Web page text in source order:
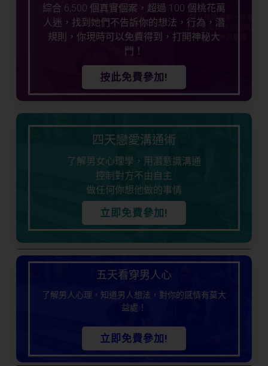
綜合 6,500 個真實個案，超過 100 個桃花萬
人迷，找到她們不告訴你的想法，行為，潛
規則，你現時可以免費得到，打開神秘大
門！
按此免費參加!
四天戀愛溝通術
了解男女心理學，用潛意識溝通
控制對方不由自主
做任何你想他做的事情
立即免費參加!
五天看穿男人心
了解男人心理，知道男人想法，對你的感情有莫大
益處！
立即免費參加!